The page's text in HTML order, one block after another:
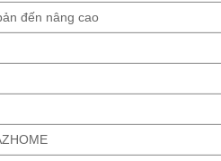
đến nâng cao